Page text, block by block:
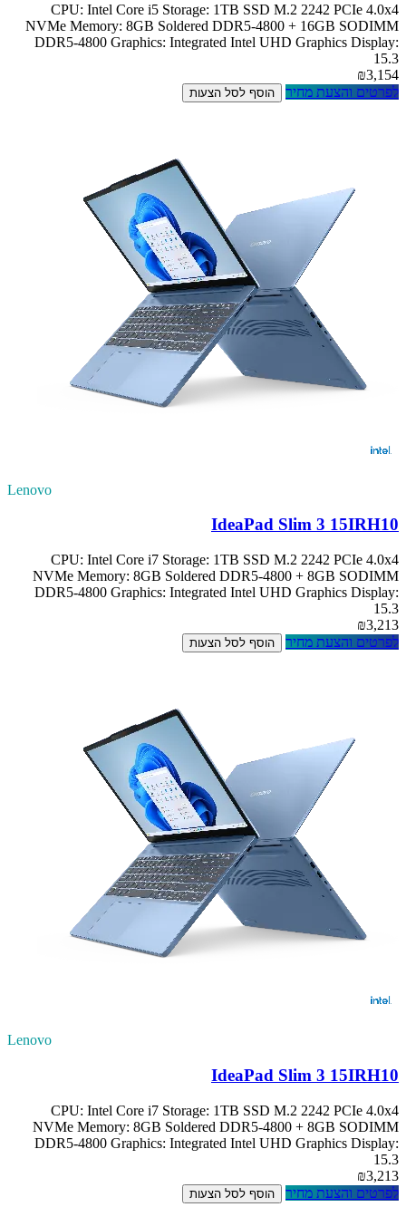
CPU: Intel Core i5 Storage: 1TB SSD M.2 2242 PCIe 4.0x4
NVMe Memory: 8GB Soldered DDR5-4800 + 16GB SODIMM
DDR5-4800 Graphics: Integrated Intel UHD Graphics Display:
15.3
₪3,154
לפרטים והצעת מחיר
הוסף לסל הצעות
Lenovo
IdeaPad Slim 3 15IRH10
CPU: Intel Core i7 Storage: 1TB SSD M.2 2242 PCIe 4.0x4
NVMe Memory: 8GB Soldered DDR5-4800 + 8GB SODIMM
DDR5-4800 Graphics: Integrated Intel UHD Graphics Display:
15.3
₪3,213
לפרטים והצעת מחיר
הוסף לסל הצעות
Lenovo
IdeaPad Slim 3 15IRH10
CPU: Intel Core i7 Storage: 1TB SSD M.2 2242 PCIe 4.0x4
NVMe Memory: 8GB Soldered DDR5-4800 + 8GB SODIMM
DDR5-4800 Graphics: Integrated Intel UHD Graphics Display:
15.3
₪3,213
לפרטים והצעת מחיר
הוסף לסל הצעות